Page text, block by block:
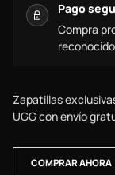
Pago
Compra
Zapatillas
UGG con envío
COMPRAR AHORA